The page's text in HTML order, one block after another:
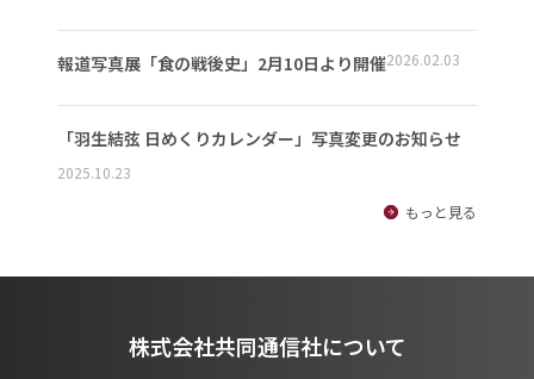
報道写真展「食の戦後史」2月10日より開催2026.02.03
「羽生結弦 日めくりカレンダー」写真変更のお知らせ
2025.10.23
もっと見る
株式会社共同通信社について